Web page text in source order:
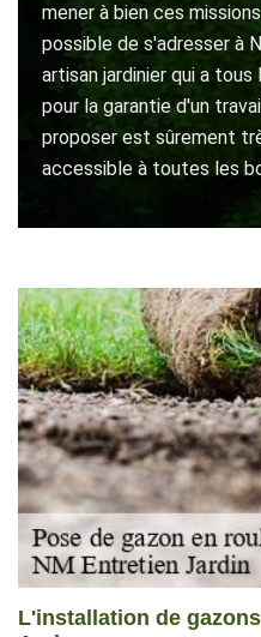
mener à bien ces
possible de s'adresser à
artisan jardinier qui a
pour la garantie d'un
proposer est sûrement
accessible à toutes les
L'installation de